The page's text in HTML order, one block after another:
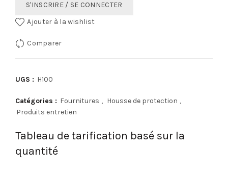
S'INSCRIRE / SE CONNECTER
Ajouter à la wishlist
Comparer
UGS : H100
Catégories : Fournitures , Housse de protection ,
Produits entretien
Tableau de tarification basé sur la
quantité